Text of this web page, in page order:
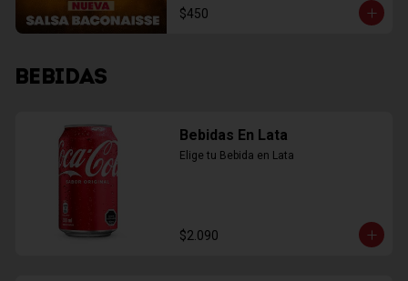
$450
BEBIDAS
Bebidas En Lata
Elige tu Bebida en Lata
$2.090